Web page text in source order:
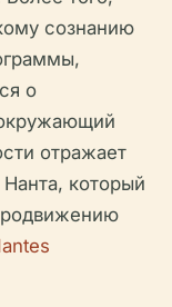
сознанию
о
отражает
который